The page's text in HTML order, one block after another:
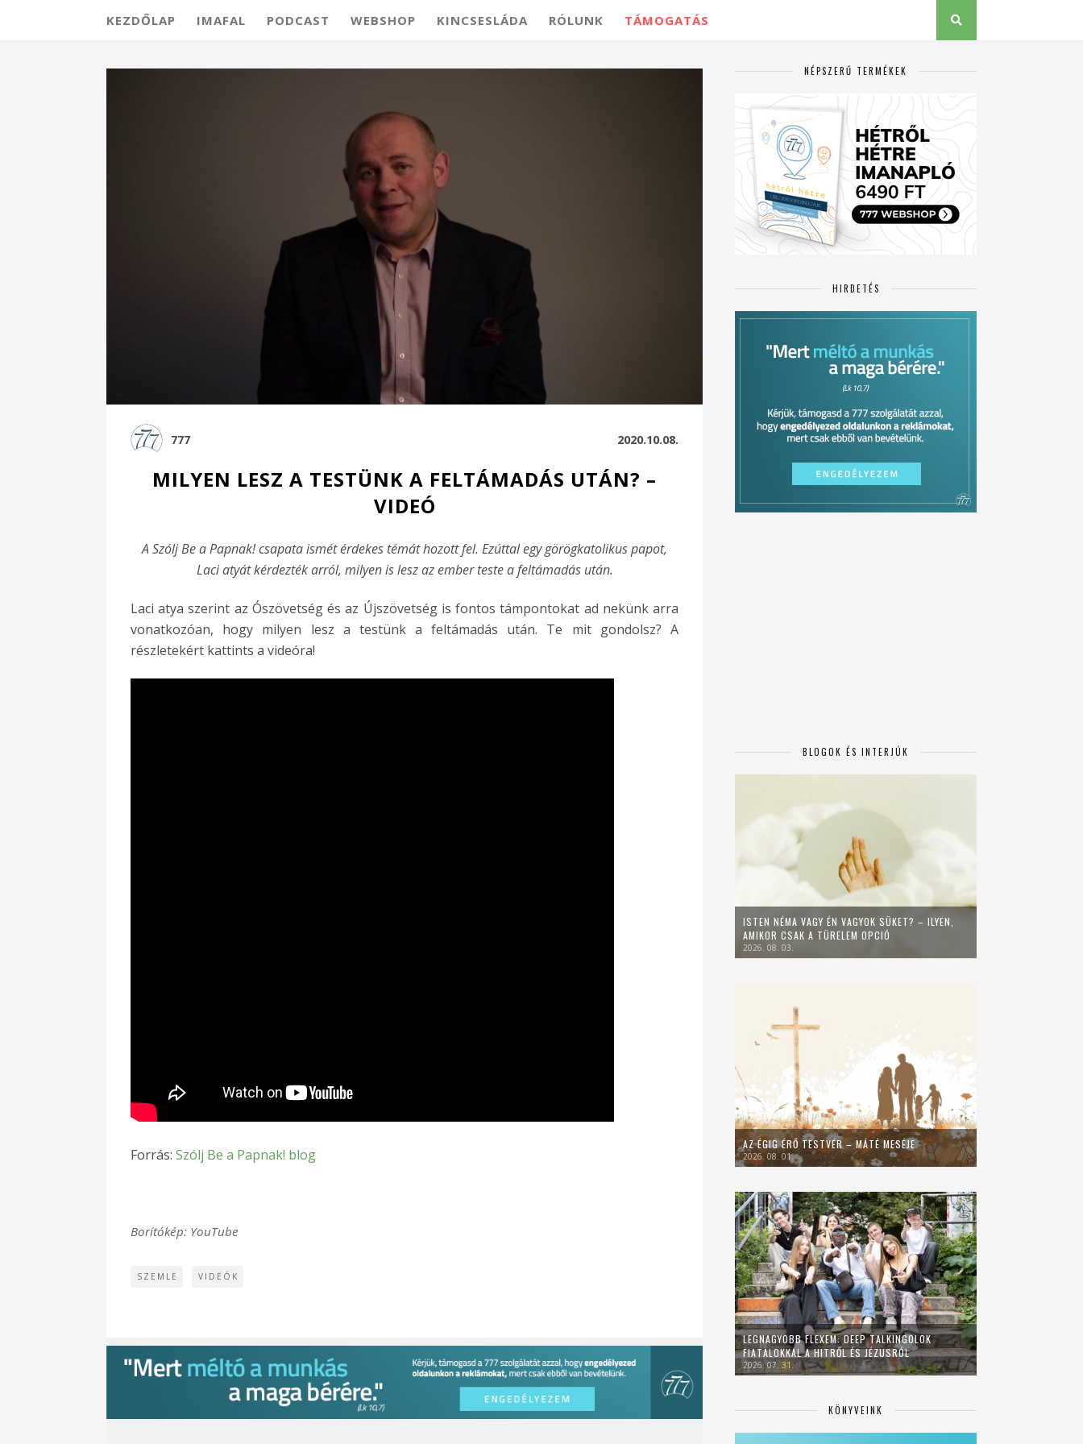
KEZDŐLAP IMAFAL PODCAST WEBSHOP KINCSESLÁDA RÓLUNK TÁMOGATÁS
777 2020.10.08.
MILYEN LESZ A TESTÜNK A FELTÁMADÁS UTÁN? –
VIDEÓ
A Szólj Be a Papnak! csapata ismét érdekes témát hozott fel. Ezúttal egy görögkatolikus papot,
Laci atyát kérdezték arról, milyen is lesz az ember teste a feltámadás után.
Laci atya szerint az Ószövetség és az Újszövetség is fontos támpontokat ad nekünk arra
vonatkozóan, hogy milyen lesz a testünk a feltámadás után. Te mit gondolsz? A
részletekért kattints a videóra!
Forrás: Szólj Be a Papnak! blog
Borítókép: YouTube
SZEMLE VIDEÓK
NÉPSZERŰ TERMÉKEK
HIRDETÉS
BLOGOK ÉS INTERJÚK
ISTEN NÉMA VAGY ÉN VAGYOK SÜKET? – ILYEN,
AMIKOR CSAK A TÜRELEM OPCIÓ
2026. 08. 03.
AZ ÉGIG ÉRŐ TESTVÉR – MÁTÉ MESÉJE
2026. 08. 01.
LEGNAGYOBB FLEXEM: DEEP TALKINGOLOK
FIATALOKKAL A HITRŐL ÉS JÉZUSRÓL
2026. 07. 31.
KÖNYVEINK